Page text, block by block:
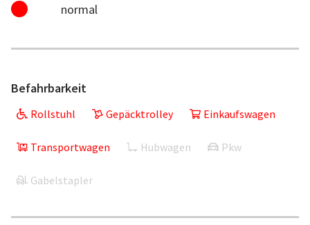
normal
Befahrbarkeit
Rollstuhl Gepäcktrolley Einkaufswagen
Transportwagen Hubwagen Pkw
Gabelstapler